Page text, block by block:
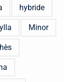
hybride
Minor